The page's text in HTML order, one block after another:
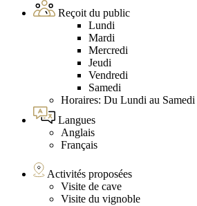
Reçoit du public
Lundi
Mardi
Mercredi
Jeudi
Vendredi
Samedi
Horaires: Du Lundi au
Langues
Anglais
Français
Activités proposées
Visite de cave
Visite du vignoble